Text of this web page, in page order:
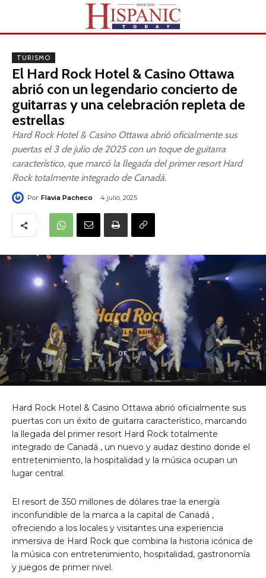
TURISMO
El Hard Rock Hotel & Casino Ottawa
abrió con un legendario concierto de
guitarras y una celebración repleta de
estrellas
Hard Rock Hotel & Casino Ottawa abrió oficialmente sus
puertas el 3 de julio de 2025 con un toque de guitarra
característico, que marcó la llegada del primer resort Hard
Rock totalmente integrado de Canadá.
Por Flavia Pacheco 4 julio, 2025
Hard Rock Hotel & Casino Ottawa abrió oficialmente sus
puertas con un éxito de guitarra característico, marcando
la llegada del primer resort Hard Rock totalmente
integrado de Canadá , un nuevo y audaz destino donde el
entretenimiento, la hospitalidad y la música ocupan un
lugar central.
El resort de 350 millones de dólares trae la energía
inconfundible de la marca a la capital de Canadá ,
ofreciendo a los locales y visitantes una experiencia
inmersiva de Hard Rock que combina la historia icónica de
la música con entretenimiento, hospitalidad, gastronomía
y juegos de primer nivel.